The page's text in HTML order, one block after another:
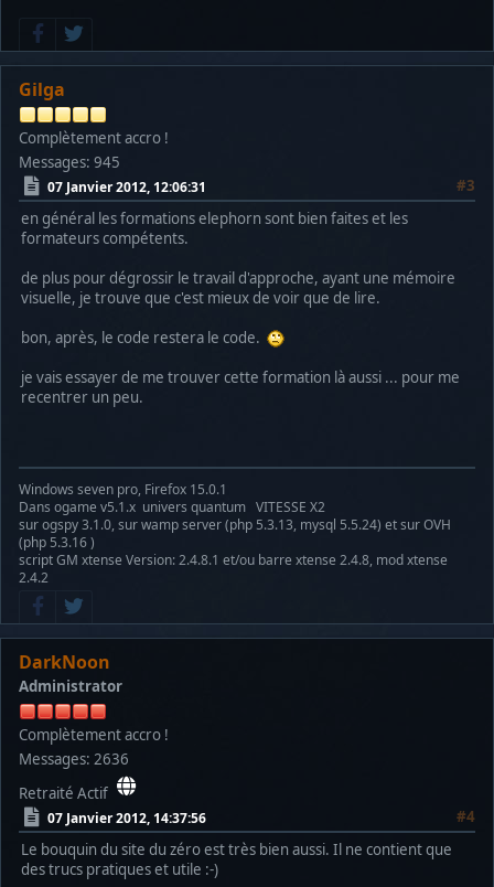
Gilga
Complètement accro !
Messages: 945
07 Janvier 2012, 12:06:31
#3
en général les formations elephorn sont bien faites et les
formateurs compétents.
de plus pour dégrossir le travail d'approche, ayant une mémoire
visuelle, je trouve que c'est mieux de voir que de lire.
bon, après, le code restera le code.
je vais essayer de me trouver cette formation là aussi ... pour me
recentrer un peu.
Windows seven pro, Firefox 15.0.1
Dans ogame v5.1.x univers quantum VITESSE X2
sur ogspy 3.1.0, sur wamp server (php 5.3.13, mysql 5.5.24) et sur OVH
(php 5.3.16 )
script GM xtense Version: 2.4.8.1 et/ou barre xtense 2.4.8, mod xtense
2.4.2
DarkNoon
Administrator
Complètement accro !
Messages: 2636
Retraité Actif
07 Janvier 2012, 14:37:56
#4
Le bouquin du site du zéro est très bien aussi. Il ne contient que
des trucs pratiques et utile :-)